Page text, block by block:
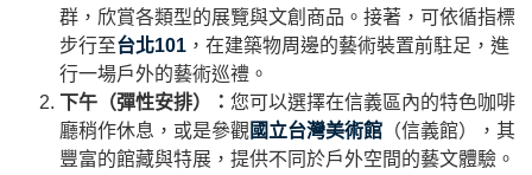
群，欣賞各類型的展覽與文創商品。接著，可依循指標
步行至台北101 ，在建築物周邊的藝術裝置前駐足，進
行一場戶外的藝術巡禮。
下午（彈性安排）： 您可以選擇在信義區內的特色咖啡
廳稍作休息，或是參觀 國立台灣美術館 （信義館），其
豐富的館藏與特展，提供不同於戶外空間的藝文體驗。